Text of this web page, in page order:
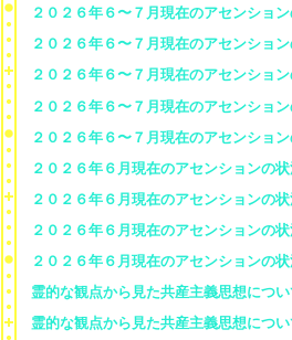
２０２６年６〜７月現在のアセンショ
２０２６年６〜７月現在のアセンショ
２０２６年６〜７月現在のアセンショ
２０２６年６〜７月現在のアセンショ
２０２６年６〜７月現在のアセンショ
２０２６年６月現在のアセンションの
２０２６年６月現在のアセンションの
２０２６年６月現在のアセンションの
２０２６年６月現在のアセンションの
霊的な観点から見た共産主義思想につ
霊的な観点から見た共産主義思想につ